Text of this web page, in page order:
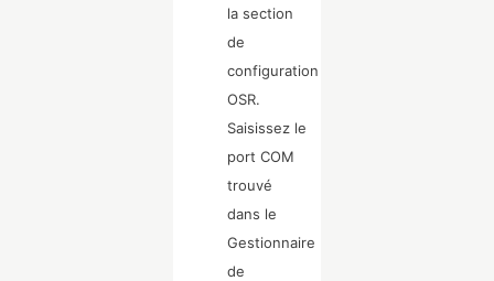
la section
de
configuration
OSR.
Saisissez le
port COM
trouvé
dans le
Gestionnaire
de